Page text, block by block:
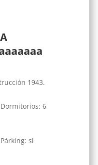
1943.
Dormitorios: 6
Párking: si